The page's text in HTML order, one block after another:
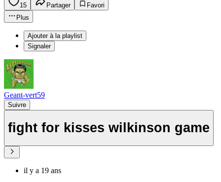
15 Partager
Favori
Plus
Ajouter à la playlist
Signaler
Geant-vert59
Suivre
fight for kisses wilkinson game
il y a 19 ans